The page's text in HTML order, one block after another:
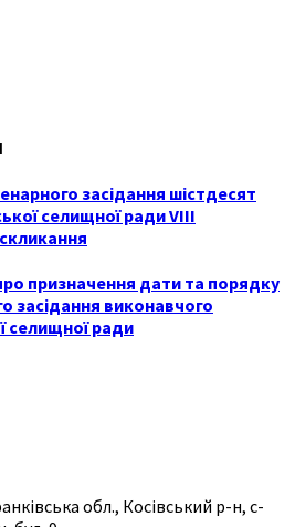
засідання шістдесят
селищної ради VIII
призначення дати та порядку
засідання виконавчого
селищної ради
обл., Косівський р-н, с-